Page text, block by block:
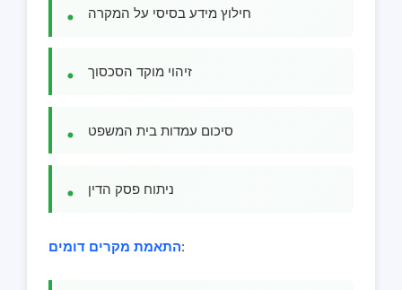
חילוץ מידע בסיסי על המקרה
זיהוי מוקד הסכסוך
סיכום עמדות בית המשפט
ניתוח פסק הדין
התאמת מקרים דומים: